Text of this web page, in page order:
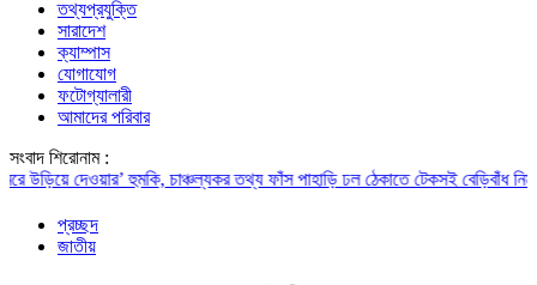
তথ্যপ্রযুক্তি
সারাদেশ
ক্যাম্পাস
যোগাযোগ
ফটোগ্যালারী
আমাদের পরিবার
সংবাদ শিরোনাম :
দেওয়ার’ হুমকি, চাঞ্চল্যকর তথ্য ফাঁসপাহাড়ি ঢল ঠেকাতে টেকসই বেড়িবাঁধ নির্মাণ করা
প্রচ্ছদ
জাতীয়